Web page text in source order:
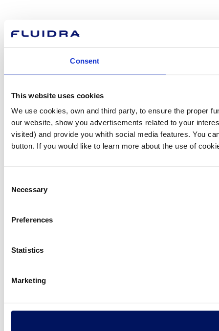
Consent
This website uses cookies
We use cookies, own and third party, to ensure the proper
our website, show you advertisements related to your
visited) and provide you whith social media features. You
button. If you would like to learn more about the use of
Selection
Necessary
Preferences
Statistics
Marketing